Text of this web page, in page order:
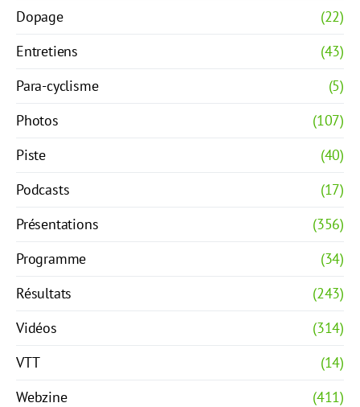
Dopage
(22)
Entretiens
(43)
Para-cyclisme
(5)
Photos
(107)
Piste
(40)
Podcasts
(17)
Présentations
(356)
Programme
(34)
Résultats
(243)
Vidéos
(314)
VTT
(14)
Webzine
(411)